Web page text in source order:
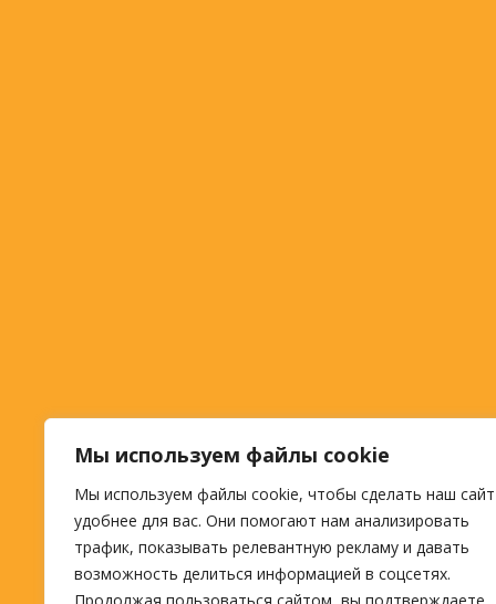
Мы используем файлы cookie
Мы используем файлы cookie, чтобы сделать наш сайт
удобнее для вас. Они помогают нам анализировать
трафик, показывать релевантную рекламу и давать
возможность делиться информацией в соцсетях.